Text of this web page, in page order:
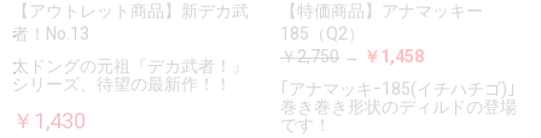
【アウトレット商品】新デカ武
者！No.13
太ドングの元祖『デカ武者！』
シリーズ、待望の最新作！！
￥1,430
【特価商品】アナマッキー
185（Q2）
￥2,750 → ￥1,458
｢アナマッキｰ185(イチハチゴ)｣
巻き巻き形状のディルドの登場
です！